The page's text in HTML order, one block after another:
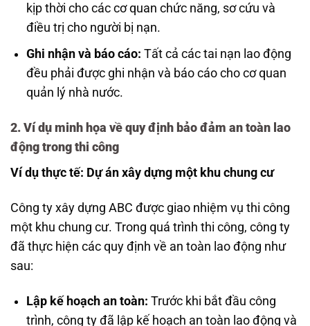
kịp thời cho các cơ quan chức năng, sơ cứu và
điều trị cho người bị nạn.
Ghi nhận và báo cáo: Tất cả các tai nạn lao động
đều phải được ghi nhận và báo cáo cho cơ quan
quản lý nhà nước.
2. Ví dụ minh họa về quy định bảo đảm an toàn lao
động trong thi công
Ví dụ thực tế: Dự án xây dựng một khu chung cư
Công ty xây dựng ABC được giao nhiệm vụ thi công
một khu chung cư. Trong quá trình thi công, công ty
đã thực hiện các quy định về an toàn lao động như
sau:
Lập kế hoạch an toàn: Trước khi bắt đầu công
trình, công ty đã lập kế hoạch an toàn lao động và